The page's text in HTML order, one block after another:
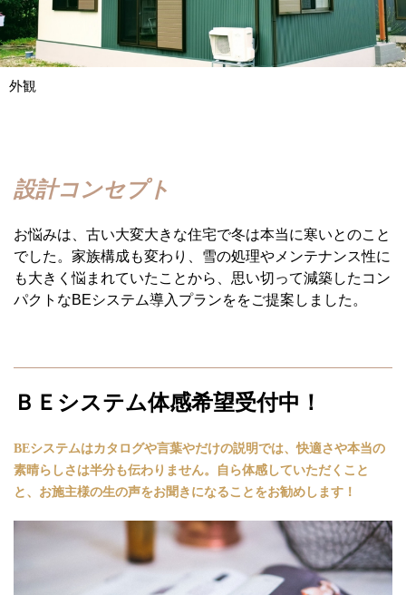
外観
設計コンセプト
お悩みは、古い大変大きな住宅で冬は本当に寒いとのこと
でした。家族構成も変わり、雪の処理やメンテナンス性に
も大きく悩まれていたことから、思い切って減築したコン
パクトなBEシステム導入プランををご提案しました。
ＢＥシステム体感希望受付中！
BEシステムはカタログや言葉やだけの説明では、快適さや本当の
素晴らしさは半分も伝わりません。
自ら体感していただくこと
と、お施主様の生の声をお聞きになることをお勧めします！